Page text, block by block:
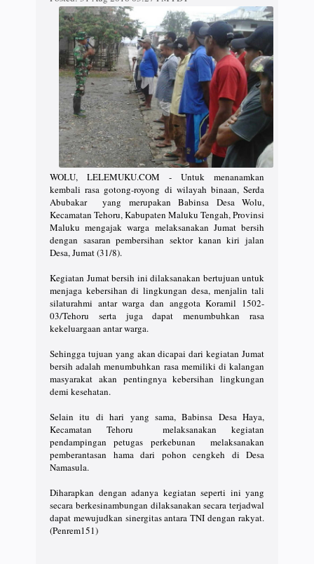
WOLU, LELEMUKU.COM - Untuk menanamkan
kembali rasa gotong-royong di wilayah binaan, Serda
Abubakar yang merupakan Babinsa Desa Wolu,
Kecamatan Tehoru, Kabupaten Maluku Tengah, Provinsi
Maluku mengajak warga melaksanakan Jumat bersih
dengan sasaran pembersihan sektor kanan kiri jalan
Desa, Jumat (31/8).
Kegiatan Jumat bersih ini dilaksanakan bertujuan untuk
menjaga kebersihan di lingkungan desa, menjalin tali
silaturahmi antar warga dan anggota Koramil 1502-
03/Tehoru serta juga dapat menumbuhkan rasa
kekeluargaan antar warga.
Sehingga tujuan yang akan dicapai dari kegiatan Jumat
bersih adalah menumbuhkan rasa memiliki di kalangan
masyarakat akan pentingnya kebersihan lingkungan
demi kesehatan.
Selain itu di hari yang sama, Babinsa Desa Haya,
Kecamatan Tehoru melaksanakan kegiatan
pendampingan petugas perkebunan melaksanakan
pemberantasan hama dari pohon cengkeh di Desa
Namasula.
Diharapkan dengan adanya kegiatan seperti ini yang
secara berkesinambungan dilaksanakan secara terjadwal
dapat mewujudkan sinergitas antara TNI dengan rakyat.
(Penrem151)